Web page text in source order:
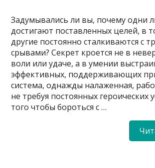
Задумывались ли вы, почему одни
достигают поставленных целей, в
другие постоянно сталкиваются с
срывами? Секрет кроется не в
воли или удаче, а в умении
эффективных, поддерживающих
система, однажды налаженная,
не требуя постоянных героических
того чтобы бороться с …